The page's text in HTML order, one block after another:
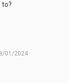
to?
01/2024